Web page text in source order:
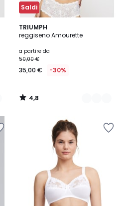
Saldi
TRIUMPH
reggiseno Amourette
a partire da
50,00 €
35,00 € -30%
4,8
/ 5
5
Colori
4,8
/